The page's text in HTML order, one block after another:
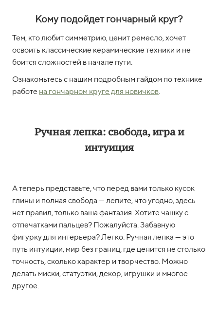
Кому подойдет гончарный круг?
Тем, кто любит симметрию, ценит ремесло, хочет
освоить классические керамические техники и не
боится сложностей в начале пути.
Ознакомьтесь с нашим подробным гайдом по технике
работе на гончарном круге для новичков.
Ручная лепка: свобода, игра и
интуиция
А теперь представьте, что перед вами только кусок
глины и полная свобода — лепите, что угодно, здесь
нет правил, только ваша фантазия. Хотите чашку с
отпечатками пальцев? Пожалуйста. Забавную
фигурку для интерьера? Легко. Ручная лепка — это
путь интуиции, мир без границ, где ценится не столько
точность, сколько характер и творчество. Можно
делать миски, статуэтки, декор, игрушки и многое
другое.